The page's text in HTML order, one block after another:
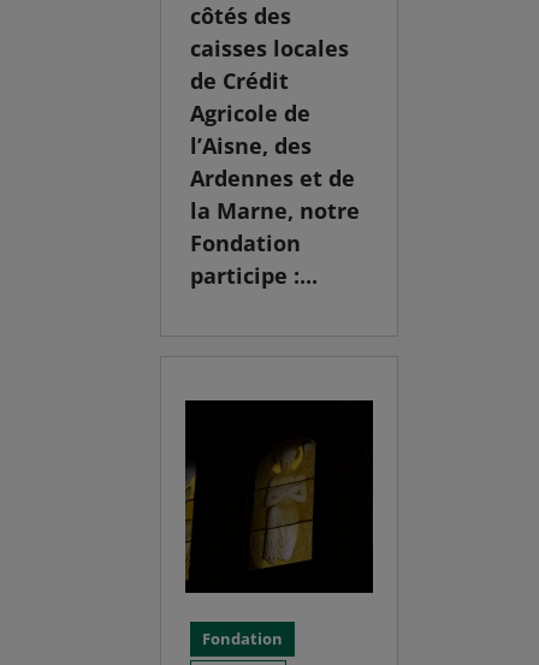
côtés des
caisses locales
de Crédit
Agricole de
l’Aisne, des
Ardennes et de
la Marne, notre
Fondation
participe :...
Fondation